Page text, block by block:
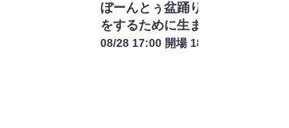
ぼーんとぅ盆踊り2026夏～私た
をするために生まれてきた～in
08/28 17:00 開場 18:00 開演